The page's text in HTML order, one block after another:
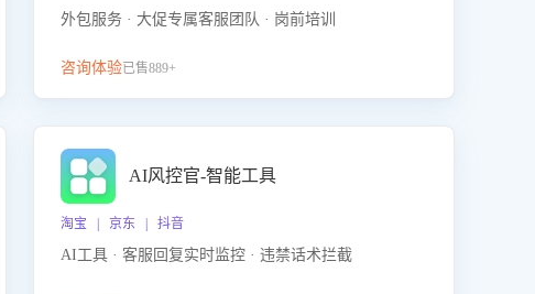
外包服务 · 大促专属客服团队 · 岗前培训
咨询体验已售889+
AI风控官-智能工具
淘宝 | 京东 | 抖音
AI工具 · 客服回复实时监控 · 违禁话术拦截